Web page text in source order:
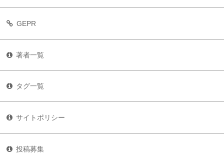
GEPR
著者一覧
タグ一覧
サイトポリシー
投稿募集